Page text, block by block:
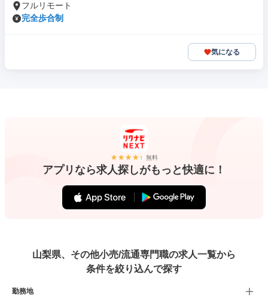
フルリモート
完全歩合制
気になる
無料
アプリなら求人探しがもっと快適に！
山梨県、その他小売/流通専門職の求人一覧から
条件を絞り込んで探す
勤務地